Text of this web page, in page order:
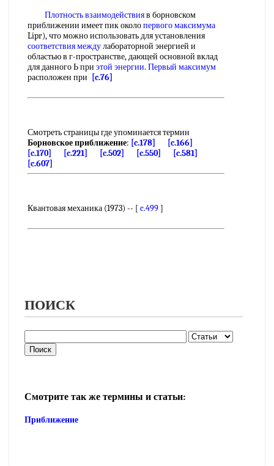
Плотность взаимодействияв борновском
приближении имеет пик околопервого максимума
Lipr), что можно использовать для установления
соответствия междулабораторной энергией и
областью в г-пространстве, дающей основной вклад
для данного Ь при этой энергии. Первый максимум
расположен при
[c.76]
Смотреть страницы где упоминается термин
Борновское приближение: [c.178]
[c.166]
[c.170]
[c.221] [c.502] [c.550]
[c.581]
[c.607]
Квантовая механика (1973) -- [ c.499]
ПОИСК
Смотрите так же термины и статьи:
Приближение